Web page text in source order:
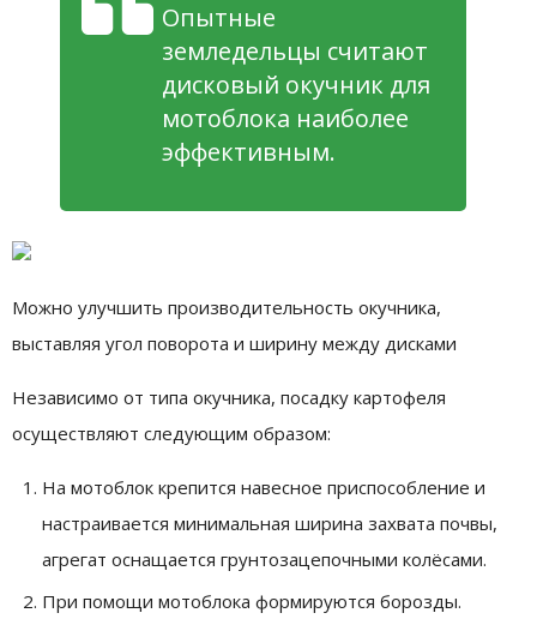
Опытные
земледельцы считают
дисковый окучник для
мотоблока наиболее
эффективным.
Можно улучшить производительность окучника,
выставляя угол поворота и ширину между дисками
Независимо от типа окучника, посадку картофеля
осуществляют следующим образом:
На мотоблок крепится навесное приспособление и
настраивается минимальная ширина захвата почвы,
агрегат оснащается грунтозацепочными колёсами.
При помощи мотоблока формируются борозды.